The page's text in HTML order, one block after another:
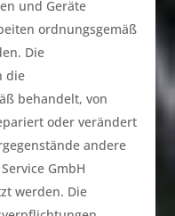
und Geräte
ordnungsgemäß
Die
die
behandelt, von
oder verändert
andere
GmbH
werden. Die